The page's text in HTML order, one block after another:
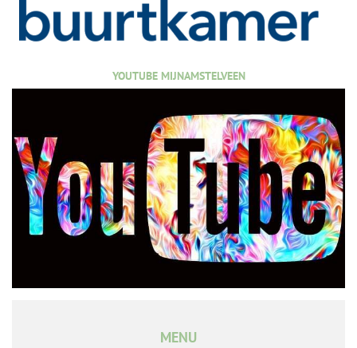
YOUTUBE MIJNAMSTELVEEN
MENU